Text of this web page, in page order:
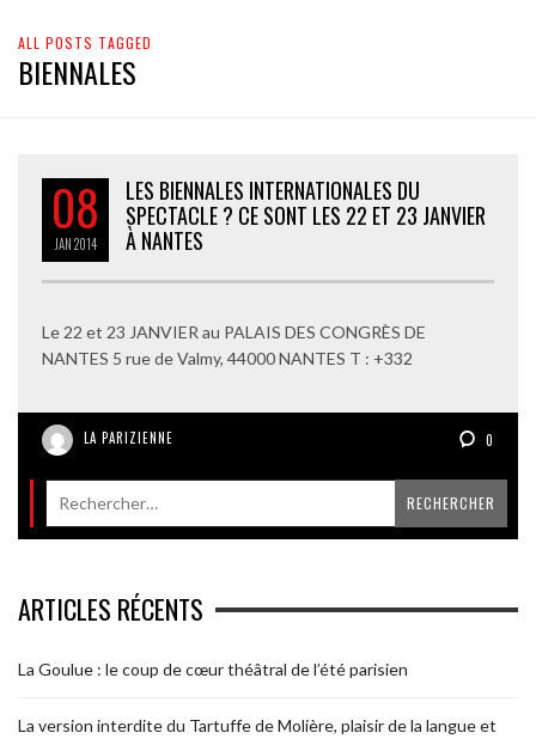
ALL POSTS TAGGED
BIENNALES
08
JAN2014
LES BIENNALES INTERNATIONALES DU
SPECTACLE ? CE SONT LES 22 ET 23 JANVIER
À NANTES
Le 22 et 23 JANVIER au PALAIS DES CONGRÈS DE
NANTES 5 rue de Valmy, 44000 NANTES T : +332
LA PARIZIENNE 0
ARTICLES RÉCENTS
La Goulue : le coup de cœur théâtral de l’été parisien
La version interdite du Tartuffe de Molière, plaisir de la langue et